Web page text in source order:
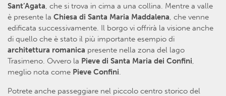
Sant’Agata, che si trova in cima a una collina. Mentre a valle
è presente la Chiesa di Santa Maria Maddalena, che venne
edificata successivamente. Il borgo vi offrirà la visione anche
di quello che è stato il più importante esempio di
architettura romanica presente nella zona del lago
Trasimeno. Ovvero la Pieve di Santa Maria dei Confini,
meglio nota come Pieve Confini.
Potrete anche passeggiare nel piccolo centro storico del